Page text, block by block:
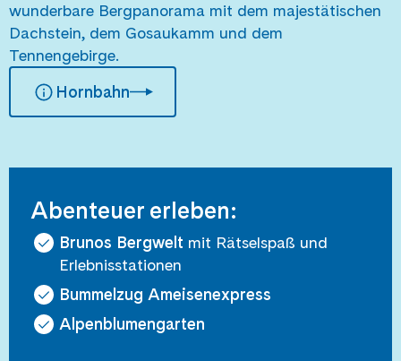
wunderbare Bergpanorama mit dem majestätischen
Dachstein, dem Gosaukamm und dem
Tennengebirge.
Hornbahn
Abenteuer erleben:
Brunos Bergwelt mit Rätselspaß und
Erlebnisstationen
Bummelzug Ameisenexpress
Alpenblumengarten